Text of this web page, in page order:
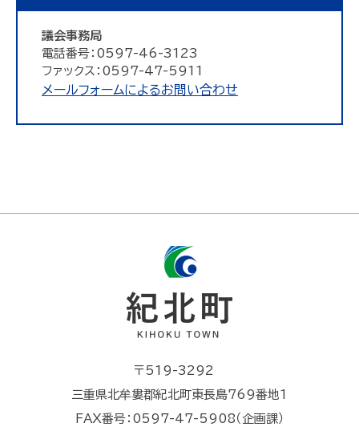
議会事務局
電話番号：0597-46-3123
ファックス：0597-47-5911
メールフォームによるお問い合わせ
〒519-3292
三重県北牟婁郡紀北町東長島769番地1
FAX番号：0597-47-5908（企画課）